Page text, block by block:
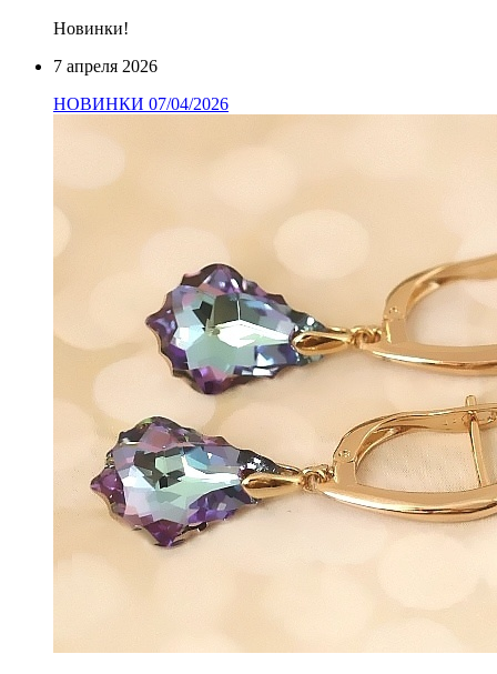
Новинки!
7 апреля 2026
НОВИНКИ 07/04/2026